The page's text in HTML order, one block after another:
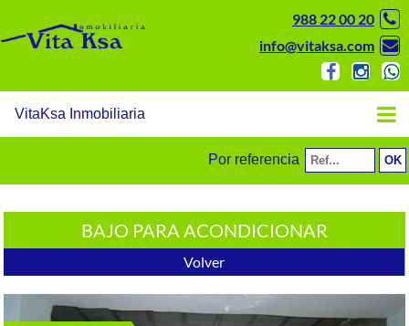
988 22 00 20
info@vitaksa.com
VitaKsa Inmobiliaria
Por referencia
BAJO PARA ACONDICIONAR
Volver